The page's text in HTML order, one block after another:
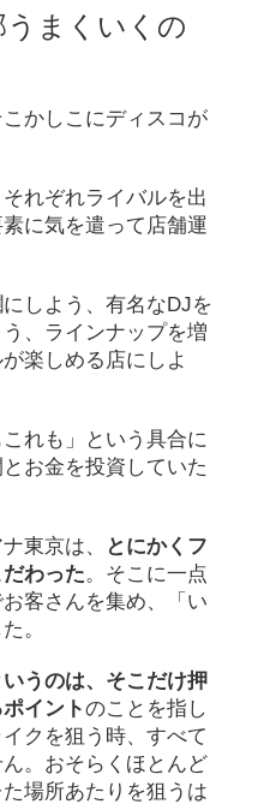
まくいくの
かしこにディスコが
れぞれライバルを出
に気を遣って店舗運
しよう、有名なDJを
、ラインナップを増
楽しめる店にしよ
れも」という具合に
お金を投資していた
東京は、
とにかくフ
わった。そこに一点
客さんを集め、「い
。
うのは、そこだけ押
イントのことを指し
クを狙う時、すべて
。おそらくほとんど
場所あたりを狙うは